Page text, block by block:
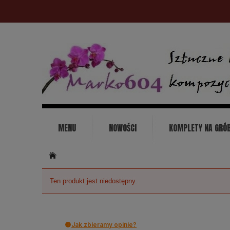
MENU NOWOŚCI KOMPLETY NA
Ten produkt jest niedostępny.
Jak zbieramy opinie?